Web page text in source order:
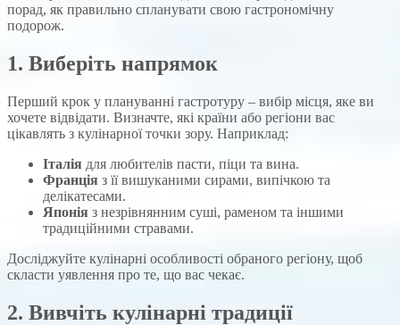
порад, як правильно спланувати свою гастрономічну
подорож.
1. Виберіть напрямок
Перший крок у плануванні гастротуру – вибір місця, яке ви
хочете відвідати. Визначте, які країни або регіони вас
цікавлять з кулінарної точки зору. Наприклад:
Італія для любителів пасти, піци та вина.
Франція з її вишуканими сирами, випічкою та
делікатесами.
Японія з незрівнянним суші, раменом та іншими
традиційними стравами.
Досліджуйте кулінарні особливості обраного регіону, щоб
скласти уявлення про те, що вас чекає.
2. Вивчіть кулінарні традиції